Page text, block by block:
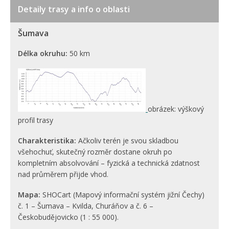
Detaily trasy a info o oblasti
Šumava
Délka okruhu: 50 km
obrázek: výškový
profil trasy
Charakteristika: Ačkoliv terén je svou skladbou
všehochuť, skutečný rozměr dostane okruh po
kompletním absolvování – fyzická a technická zdatnost
nad průměrem přijde vhod.
Mapa: SHOCart (Mapový informační systém jižní Čechy)
č. 1 – Šumava – Kvilda, Churáňov a č. 6 –
Českobudějovicko (1 : 55 000).